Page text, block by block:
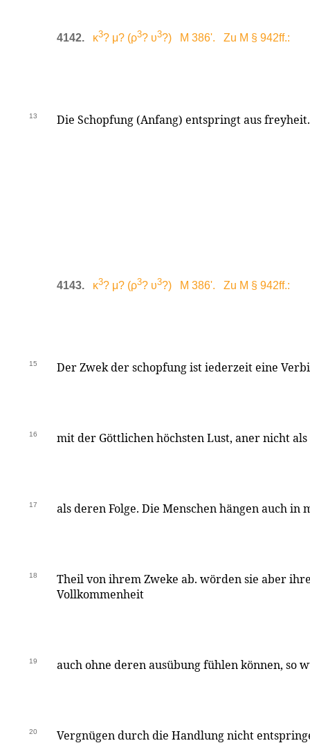
4142. κ3? μ? (ρ3? υ3?) M 386'. Zu M § 942ff.:
13 Die Schopfung (Anfang) entspringt aus freyheit.
4143. κ3? μ? (ρ3? υ3?) M 386'. Zu M § 942ff.:
15 Der Zwek der schopfung ist iederzeit eine
16 mit der Göttlichen höchsten Lust, aner nicht
17 als deren Folge. Die Menschen hängen auch in
18
Theil von ihrem Zweke ab. wörden sie aber
Vollkommenheit
19 auch ohne deren ausübung fühlen können, so
20 Vergnügen durch die Handlung nicht